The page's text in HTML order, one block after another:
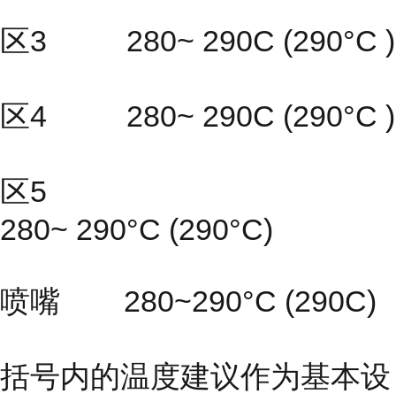
区3 280~ 290C (290°C )
区4 280~ 290C (290°C )
区5
280~ 290°C (290°C)
喷嘴 280~290°C (290C)
括号内的温度建议作为基本设